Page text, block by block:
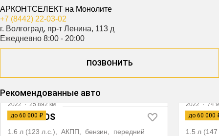
АРКОНТСЕЛЕКТ на Монолите
+7 (8442) 22-03-02
г. Волгоград, пр-т Ленина, 113 д
Ежедневно 8:00 - 20:00
ПОЗВОНИТЬ
Рекомендованные авто
до 60 000 ₽
2022·25 892 км
KIA SELTOS
1.6 л (123 л.с.), АКПП, бензин, передний
до 60 000
2022·74
CHERY
1.5 л